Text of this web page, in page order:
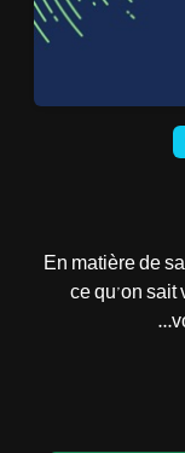
En matière de
ce qu’on